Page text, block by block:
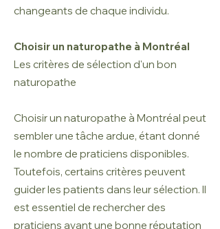
changeants de chaque individu.
Choisir un naturopathe à Montréal
Les critères de sélection d'un bon
naturopathe
Choisir un naturopathe à Montréal peut
sembler une tâche ardue, étant donné
le nombre de praticiens disponibles.
Toutefois, certains critères peuvent
guider les patients dans leur sélection. Il
est essentiel de rechercher des
praticiens ayant une bonne réputation